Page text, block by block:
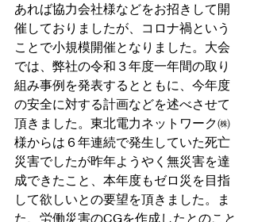
あれば協力会社様などをお招きして開
催しておりましたが、コロナ禍という
ことで小規模開催となりました。大会
では、弊社の令和３年度一年間の取り
組み事例を発表するとともに、今年度
の安全に対する計画などを述べさせて
頂きました。東北電力ネットワーク㈱
様からは６年連続で発生していた死亡
災害でしたが昨年ようやく無災害を達
成できたこと、本年度もゼロ災を目指
して欲しいとの要望を頂きました。ま
た、労働災害のCGを作成したとのこと